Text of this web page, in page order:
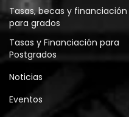
Tasas, becas y financiación
para grados
Tasas y Financiación para
Postgrados
Noticias
Eventos